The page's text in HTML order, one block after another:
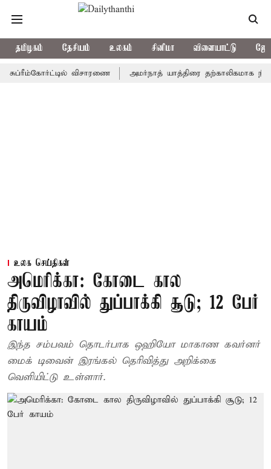
தமிழகம் தேசியம் உலகம் சினிமா விளையாட்டு
விசாரணை அமர்நாத் யாத்திரை தற்காலிகமாக நிறுத்தம்
உலக செய்திகள்
அமெரிக்கா: கோடை கால
திருவிழாவில் துப்பாக்கி சூடு; 12 பேர்
காயம்
இந்த சம்பவம் தொடர்பாக ஒஹியோ மாகாண கவர்னர்
மைக் டிவைன் இரங்கல் தெரிவித்து அறிக்கை
வெளியிட்டு உள்ளார்.